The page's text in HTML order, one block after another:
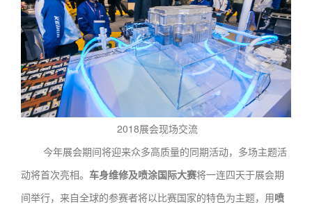
2018展会现场交流
今年展会期间将迎来众多高质量的同期活动，多场主题活
动将首次亮相。 车身维修及喷涂国际大赛将一连四天于展会期
间举行，来自全球的参赛者将以比赛国家的特色为主题，用喷